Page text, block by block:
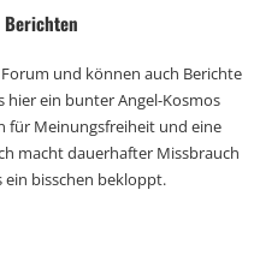
Berichten
und können auch Berichte
hier ein bunter Angel-Kosmos
für Meinungsfreiheit und eine
macht dauerhafter Missbrauch
bisschen bekloppt.